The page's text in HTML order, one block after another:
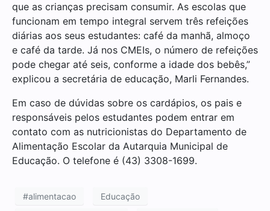
que as crianças precisam consumir. As escolas que
funcionam em tempo integral servem três refeições
diárias aos seus estudantes: café da manhã, almoço
e café da tarde. Já nos CMEIs, o número de refeições
pode chegar até seis, conforme a idade dos bebês,”
explicou a secretária de educação, Marli Fernandes.
Em caso de dúvidas sobre os cardápios, os pais e
responsáveis pelos estudantes podem entrar em
contato com as nutricionistas do Departamento de
Alimentação Escolar da Autarquia Municipal de
Educação. O telefone é (43) 3308-1699.
#alimentacao Educação